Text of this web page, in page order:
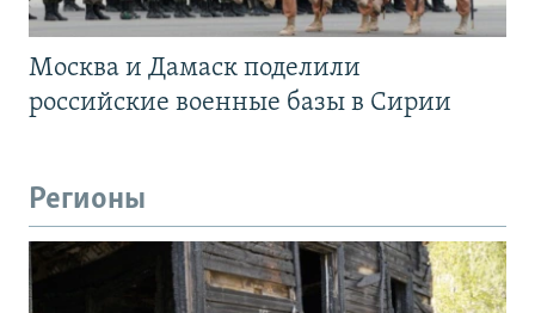
Москва и Дамаск поделили
российские военные базы в Сирии
Регионы